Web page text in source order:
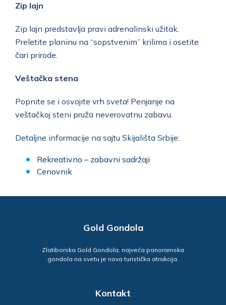
Zip lajn
Zip lajn predstavlja pravi adrenalinski užitak.
Preletite planinu na “sopstvenim” krilima i osetite
čari prirode.
Veštačka stena
Popnite se i osvojite vrh sveta! Penjanje na
veštačkoj steni pruža neverovatnu zabavu.
Detaljne informacije na sajtu Skijališta Srbije:
Rekreativno – zabavni sadržaji
Cenovnik
Gold Gondola
Zlatiborska Gold Gondola, najveća panoramska
gondola na svetu je nova turistička atrakcija.
Kontakt